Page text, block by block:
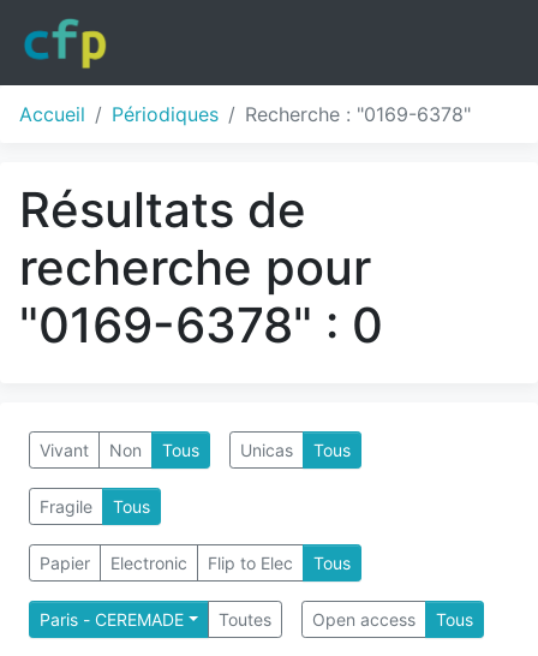
Accueil Périodiques Recherche : "0169-6378"
Résultats de
recherche pour
"0169-6378" : 0
Vivant Non Tous Unicas Tous
Fragile Tous
Papier Electronic Flip to Elec Tous
Paris - CEREMADE Toutes Open access Tous